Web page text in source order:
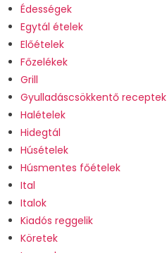
Édességek
Egytál ételek
Előételek
Főzelékek
Grill
Gyulladáscsökkentő receptek
Halételek
Hidegtál
Húsételek
Húsmentes főételek
Ital
Italok
Kiadós reggelik
Köretek